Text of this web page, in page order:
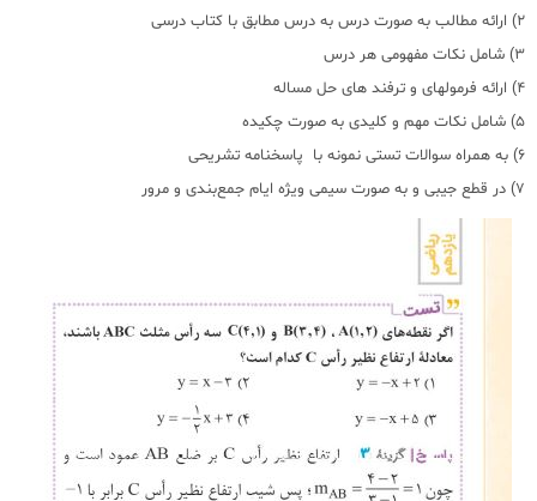
2) ارائه مطالب به صورت درس به درس مطابق با کتاب درسی
3) شامل نکات مفهومی هر درس
4) ارائه فرمولهای و ترفند های حل مساله
5) شامل نکات مهم و کلیدی به صورت چکیده
6) به همراه سوالات تستی نمونه با پاسخنامه تشریحی
7) در قطع جیبی و به صورت سیمی ویژه ایام جمع‌بندی و مرور